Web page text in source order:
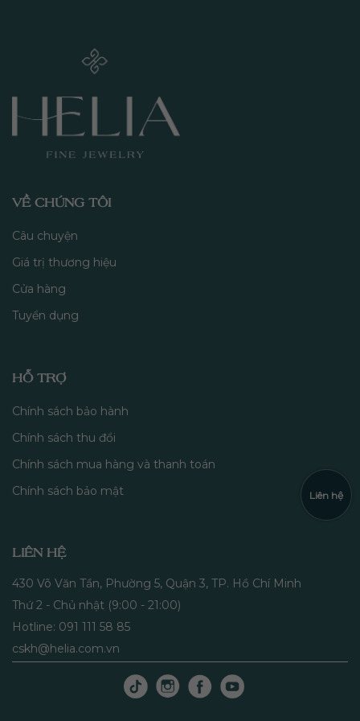
VỀ CHÚNG TÔI
Câu chuyện
Giá trị thương hiệu
Cửa hàng
Tuyển dụng
HỖ TRỢ
Chính sách bảo hành
Chính sách thu đổi
Chính sách mua hàng và thanh toán
Chính sách bảo mật
LIÊN HỆ
430 Võ Văn Tần, Phường 5, Quận 3, TP. Hồ Chí Minh
Thứ 2 - Chủ nhật (9:00 - 21:00)
Hotline: 091 111 58 85
cskh@helia.com.vn
Liên hệ